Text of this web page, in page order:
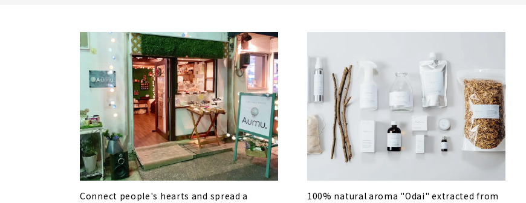
Connect people's hearts and spread a
100% natural aroma "Odai" extracted from